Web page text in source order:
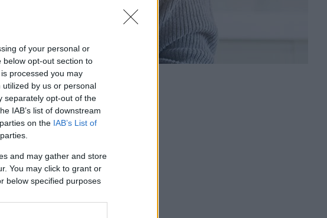
of your personal or
opt-out section to
processed you may
by us or personal
separately opt-out of the
IAB’s list of downstream
on the IAB’s List of
and may gather and store
You may click to grant or
below specified purposes